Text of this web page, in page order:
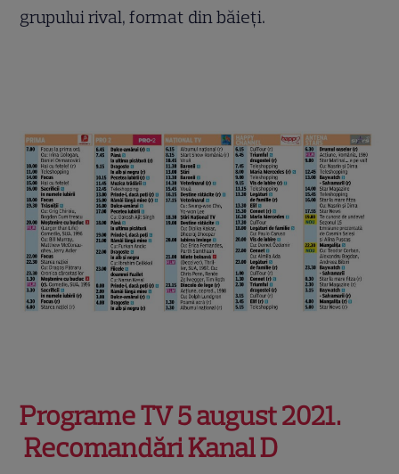
grupului rival, format din băieți.
Programe TV 5 august 2021.
Recomandări Kanal D